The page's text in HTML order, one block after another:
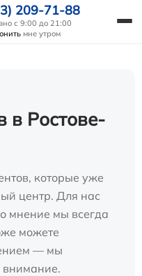
209-71-88
с 9:00 до 21:00
мне утром
в Ростове-
которые уже
центр. Для нас
мнение мы всегда
можете
— мы
внимание.